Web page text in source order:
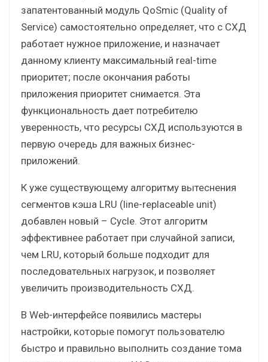
запатентованный модуль QoSmic (Quality of
Service) самостоятельно определяет, что с СХД
работает нужное приложение, и назначает
данному клиенту максимальный real-time
приоритет; после окончания работы
приложения приоритет снимается. Эта
функциональность дает потребителю
уверенность, что ресурсы СХД используются в
первую очередь для важных бизнес-
приложений.
К уже существующему алгоритму вытеснения
сегментов кэша LRU (line-replaceable unit)
добавлен новый – Cycle. Этот алгоритм
эффективнее работает при случайной записи,
чем LRU, который больше подходит для
последовательных нагрузок, и позволяет
увеличить производительность СХД.
В Web-интерфейсе появились мастеры
настройки, которые помогут пользователю
быстро и правильно выполнить создание тома